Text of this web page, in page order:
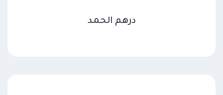
درهم الحمد